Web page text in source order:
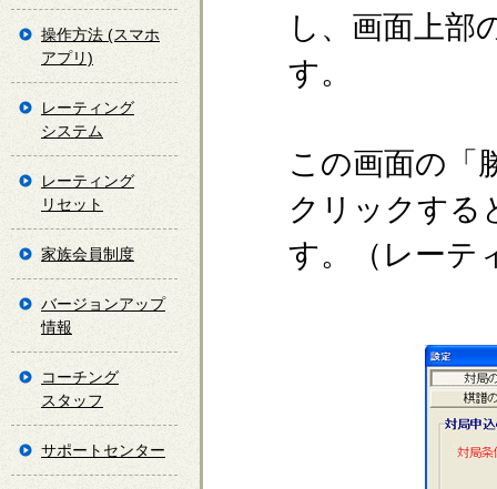
し、画面上部
す。
この画面の「
クリックする
す。（レーテ
操作方法 (スマホ
アプリ)
レーティング
システム
レーティング
リセット
家族会員制度
バージョンアップ
情報
コーチング
スタッフ
サポートセンター